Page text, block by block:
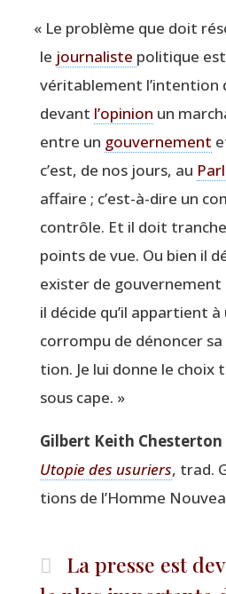
« Le pro­blème que doit
le jour­na­liste poli­tique est
véri­ta­ble­ment l’in­ten­tion
devant l’o­pi­nion un
entre un gou­ver­ne­ment
c’est, de nos jours, au
affaire ; c’est-à-dire un
contrôle. Et il doit
points de vue. Ou bien il
exis­ter de gou­ver­ne­ment
il décide qu’il appar­tient
cor­rom­pu de dénon­cer
tion. Je lui donne le choix
sous cape. »
Gil­bert Keith Chesterton
Uto­pie des usu­riers, trad.
tions de l’Homme
La presse est